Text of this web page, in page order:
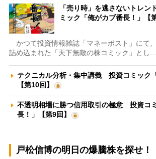
「売り時」を逃さないトレ
ミック「俺がカブ番長！」【
かつて投資情報雑誌「マネーポスト」にて
詰め込まれた「天下無敵の株コミック」とし…
テクニカル分析・集中講義 投資コミック
【第10回】
不透明相場に勝つ信用取引の極意 投資コ
長！」【第9回】
戸松信博の明日の爆騰株を探せ！